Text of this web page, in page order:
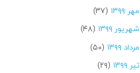
مهر ۱۳۹۹
(۳۷)
شهریور ۱۳۹۹
(۴۸)
مرداد ۱۳۹۹
(۵۰)
تیر ۱۳۹۹
(۲۹)